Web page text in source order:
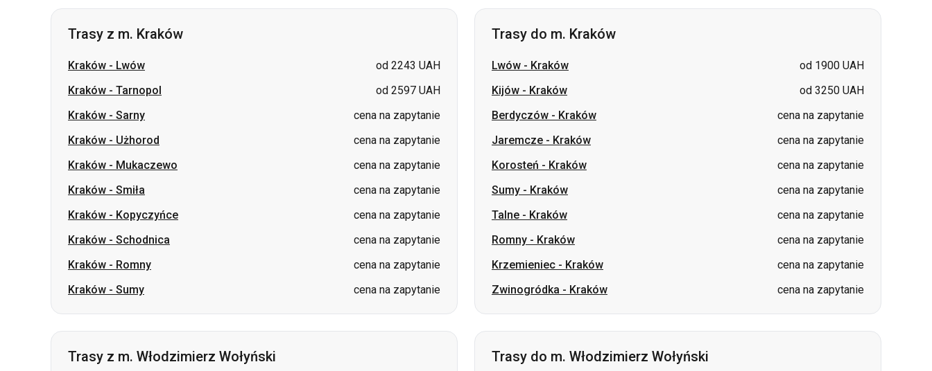
Kraków - Sarny
Kraków-Użhorod
cena na zapytanie
Kraków-Mukaczewo
cena na zapytanie
Kraków-Smiła
cena na zapytanie
Kraków-Kopyczyńce
cena na zapytanie
Kraków-Schodnica
cena na zapytanie
Kraków-Romny
cena na zapytanie
Kraków-Sumy cena na zapytanie
Berdyczów -Kraków
Jaremcze-Kraków
cena na zapytanie
Korosteń-Kraków
cena na zapytanie
Sumy-Kraków
cena na zapytanie
Talne-Kraków
cena na zapytanie
Romny-Kraków
cena na zapytanie
Krzemieniec-Kraków
cena na zapytanie
Zwinogródka- cena na zapytanie
Trasy z m. Włodzimierz Wołyński
Włodzimierz-Zielona Góra
cena na zapytanie
Włodzimierz -Sarny
Trasy do m. Włodzimierz Wołyński
Warszawa-Włodzimierz
od 1700 UAH
Biała Cerkiew- Włodzimierz